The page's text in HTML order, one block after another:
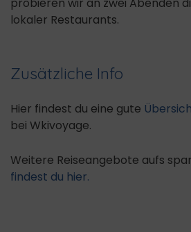
lokaler Restaurants.
Zusätzliche Info
Hier findest du eine gute
bei Wkivoyage.
Weitere Reiseangebote aufs
findest du hier.